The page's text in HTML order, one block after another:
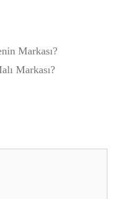
Markası?
Markası?